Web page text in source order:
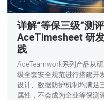
详解“等保三级”测
AceTimesheet 研
践
AceTeamwork系列产品从
级全套安全规范进行搭建开
设计、数据防护机制均满足
属性，不会成为企业等保测